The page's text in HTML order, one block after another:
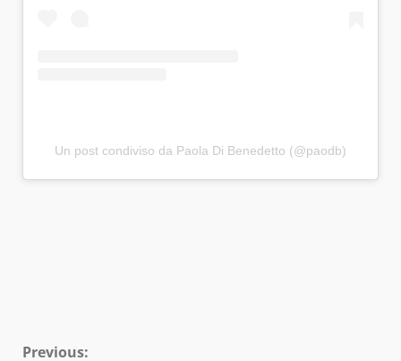
Un post condiviso da Paola Di Benedetto (@paodb)
Previous: